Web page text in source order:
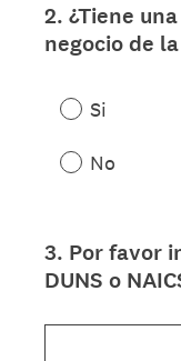
Question
Title
2. ¿Tiene
negocio de
Si
No
Question
Title
3. Por favor
DUNS o